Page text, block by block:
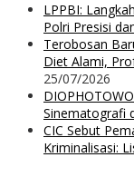
LPPBI:
Polri Presisi
Terobosan
Diet Alami,
25/07/2026
Sinematografi
CIC Sebut
Kriminalisasi: